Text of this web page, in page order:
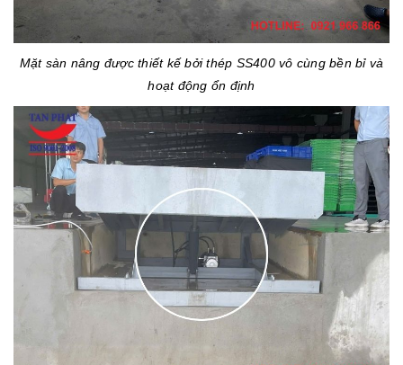
Mặt sàn nâng được thiết kế bởi thép SS400 vô cùng bền bỉ và
hoạt động ổn định